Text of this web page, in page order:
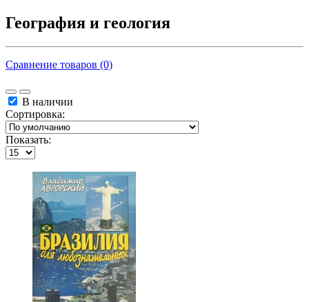
География и геология
Сравнение товаров (0)
В наличии
Сортировка:
Показать: